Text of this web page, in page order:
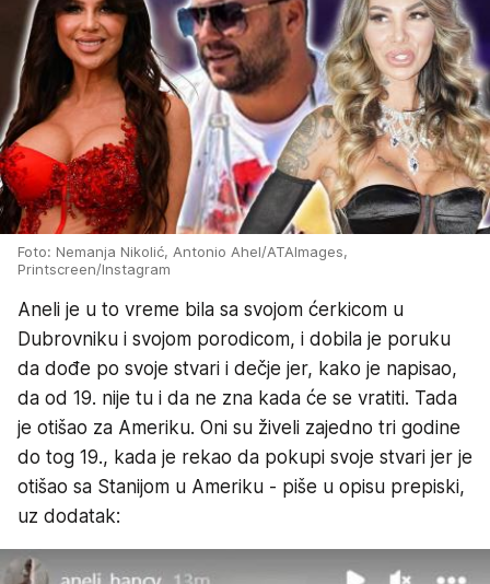
Foto: Nemanja Nikolić, Antonio Ahel/ATAImages,
Printscreen/Instagram
Aneli je u to vreme bila sa svojom ćerkicom u
Dubrovniku i svojom porodicom, i dobila je poruku
da dođe po svoje stvari i dečje jer, kako je napisao,
da od 19. nije tu i da ne zna kada će se vratiti. Tada
je otišao za Ameriku. Oni su živeli zajedno tri godine
do tog 19., kada je rekao da pokupi svoje stvari jer je
otišao sa Stanijom u Ameriku - piše u opisu prepiski,
uz dodatak: